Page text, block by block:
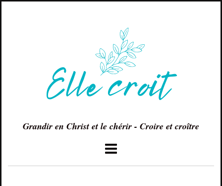
Grandir en Christ et le chérir - Croire et croître